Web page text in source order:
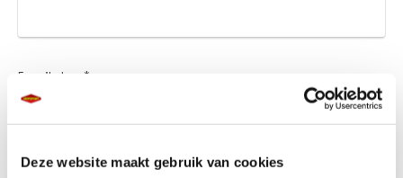
Deze website maakt gebruik van cookies
E-mailadres *